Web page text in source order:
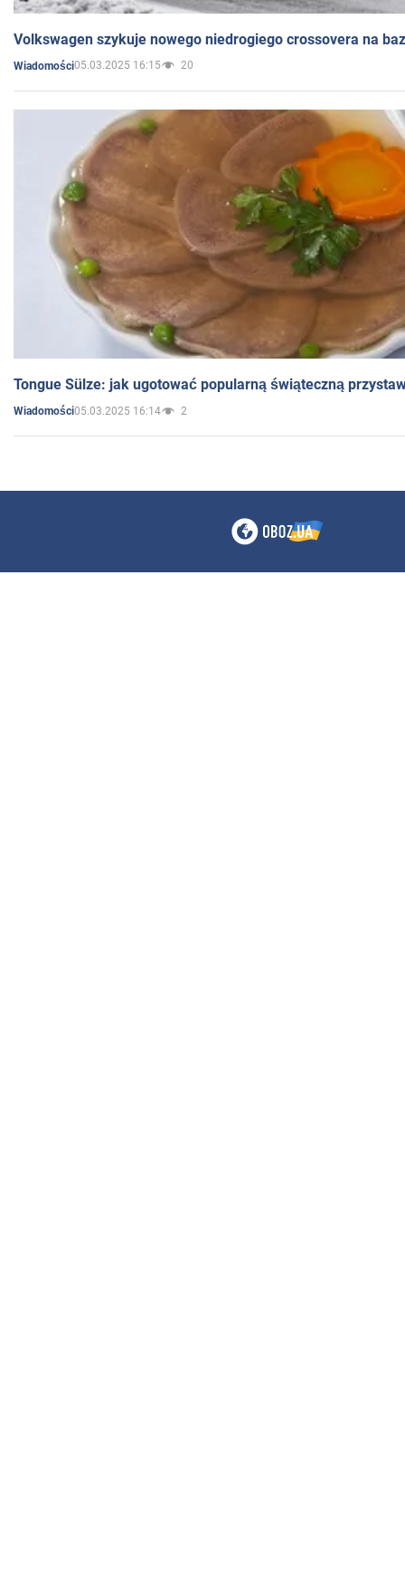
Volkswagen szykuje nowego niedrogiego crossovera na
Wiadomości05.03.2025 16:15 20
Tongue Sülze: jak ugotować popularną świąteczną
Wiadomości05.03.2025 16:14 2